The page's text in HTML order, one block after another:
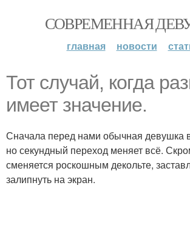
СОВРЕМЕННАЯ
главная новости
Тот случай, когда
имеет значение.
Сначала перед нами обычная девушка
но секундный переход меняет всё.
сменяется роскошным декольте,
залипнуть на экран.